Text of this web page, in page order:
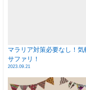
マラリア対策必要なし！
サファリ！
2023.09.21